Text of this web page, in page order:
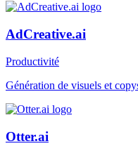
AdCreative.ai
Productivité
Génération de visuels et
Otter.ai